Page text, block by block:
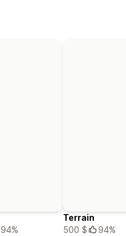
94%
Terrain
500 $
94%